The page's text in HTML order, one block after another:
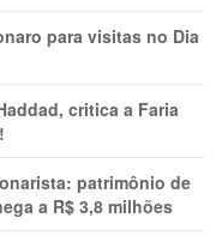
para visitas no Dia
critica a Faria
patrimônio de
a R$ 3,8 milhões